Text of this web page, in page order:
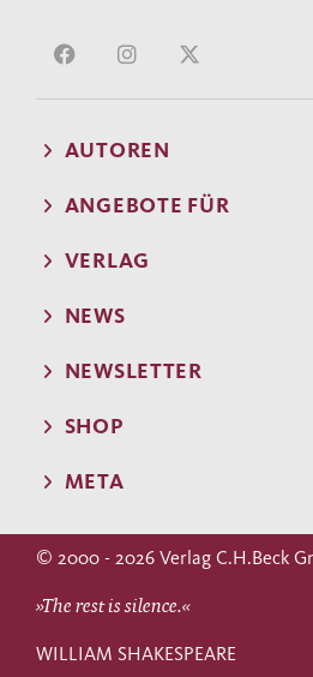
AUTOREN
ANGEBOTE FÜR
VERLAG
NEWS
NEWSLETTER
SHOP
META
© 2000 - 2026 Verlag C.H.Beck
»The rest is silence.«
WILLIAM SHAKESPEARE